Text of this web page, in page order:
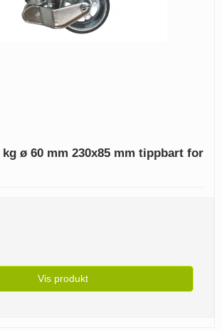
ø 60 mm 230x85 mm tippbart for
Vis produkt